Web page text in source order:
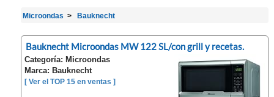
Microondas Bauknecht
Bauknecht Microondas MW 122 SL/con grill y recetas.
Categoría: Microondas
Marca: Bauknecht
[ Ver el TOP 15 en ventas ]